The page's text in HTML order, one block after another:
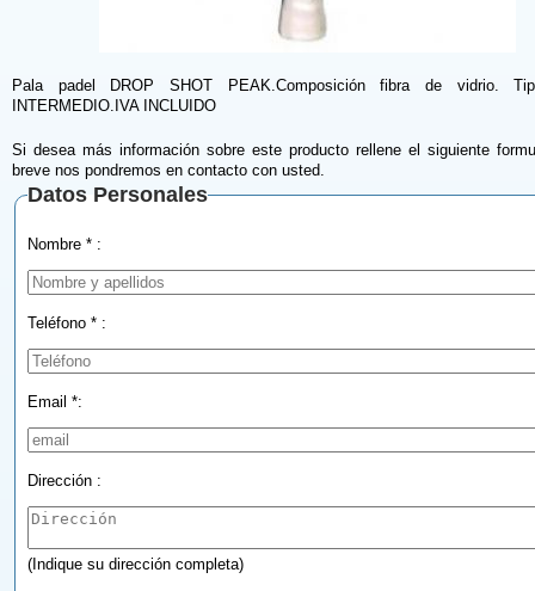
Pala padel DROP SHOT PEAK.Composición fibra de vidrio.
INTERMEDIO.IVA INCLUIDO
Si desea más información sobre este producto rellene el siguiente
breve nos pondremos en contacto con usted.
Datos Personales
Nombre * :
Teléfono * :
Email *:
Dirección :
(Indique su dirección completa)